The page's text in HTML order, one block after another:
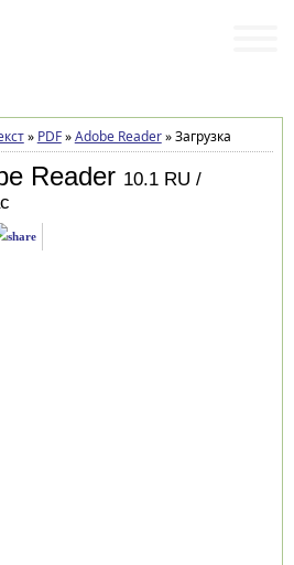
» PDF»Adobe Reader»Загрузка
Reader 10.1 RU /